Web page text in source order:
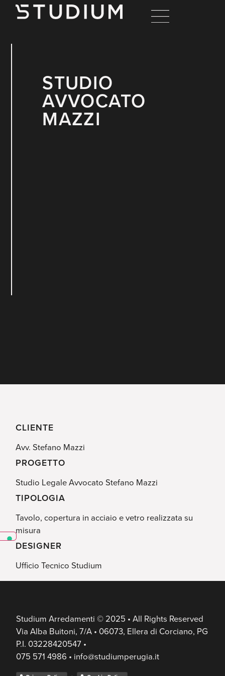
STUDIO
AVVOCATO
MAZZI
CLIENTE
Avv. Stefano Mazzi
PROGETTO
Studio Legale Avvocato Stefano Mazzi
TIPOLOGIA
Tavolo, copertura in acciaio e vetro realizzata su
misura
DESIGNER
Ufficio Tecnico Studium
Studium Arredamenti © 2025 • All Rights Reserved
Via Alba Buitoni, 7/A • 06073, Ellera di Corciano, PG
P.I. 03228420547 •
075 571 4986 • info@studiumperugia.it